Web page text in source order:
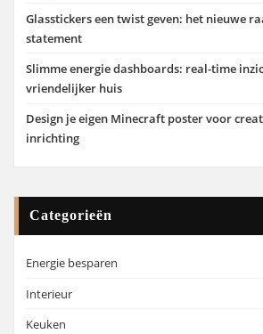
Glasstickers een twist geven: het nieuwe
statement
Slimme energie dashboards: real-time
vriendelijker huis
Design je eigen Minecraft poster voor
inrichting
Categorieën
Energie besparen
Interieur
Keuken